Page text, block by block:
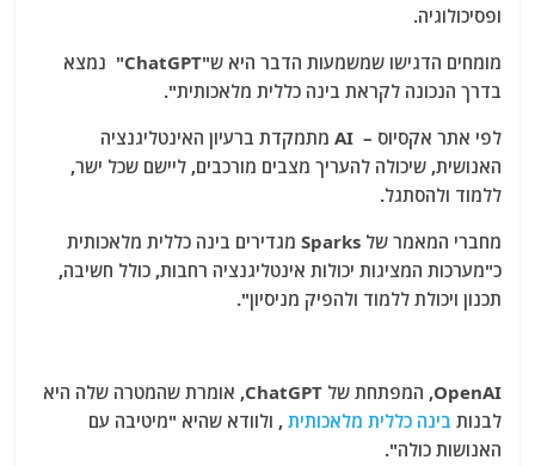
ופסיכולוגיה.
מומחים הדגישו שמשמעות הדבר היא ש"ChatGPT" נמצא
בדרך הנכונה לקראת בינה כללית מלאכותית".
לפי אתר אקסיוס – AI מתמקדת ברעיון האינטליגנציה
האנושית, שיכולה להעריך מצבים מורכבים, ליישם שכל ישר,
ללמוד ולהסתגל.
מחברי המאמר של Sparks מגדירים בינה כללית מלאכותית
כ"מערכות המציגות יכולות אינטליגנציה רחבות, כולל חשיבה,
תכנון ויכולת ללמוד ולהפיק מניסיון".
OpenAI, המפתחת של ChatGPT, אומרת שהמטרה שלה היא
לבנות בינה כללית מלאכותית , ולוודא שהיא "מיטיבה עם
האנושות כולה".